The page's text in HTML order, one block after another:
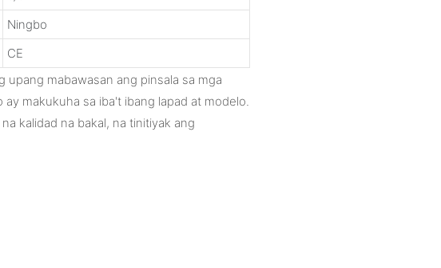
Ningbo
CE
mabawasan ang pinsala sa mga
makukuha sa iba't ibang lapad at modelo.
kalidad na bakal, na tinitiyak ang